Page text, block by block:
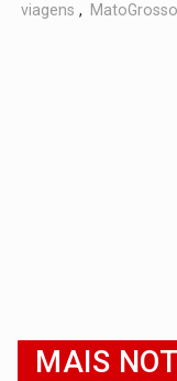
viagens , MatoGrosso
MAIS